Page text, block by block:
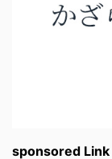
sponsored Link